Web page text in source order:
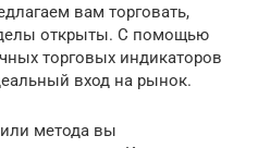
вам торговать,
открыты. С помощью
торговых индикаторов
вход на рынок.
метода вы